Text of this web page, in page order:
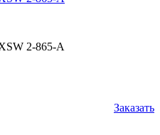
2-865-A
Заказать